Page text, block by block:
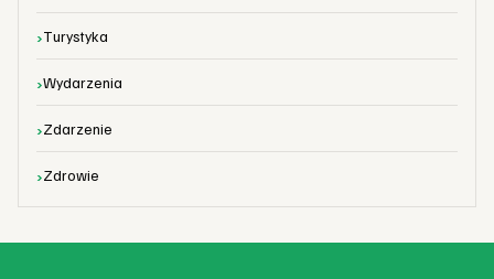
Turystyka
Wydarzenia
Zdarzenie
Zdrowie